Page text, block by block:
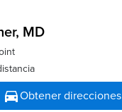
, MD
directions_carObtener direcciones